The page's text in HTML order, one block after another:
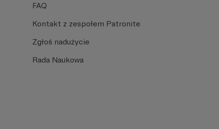
FAQ
Kontakt z zespołem Patronite
Zgłoś nadużycie
Rada Naukowa